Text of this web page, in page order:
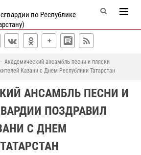
по Республике
Академический ансамбль песни и пляски
Казани с Днем Республики Татарстан
АНСАМБЛЬ ПЕСНИ И
ПОЗДРАВИЛ
С ДНЕМ